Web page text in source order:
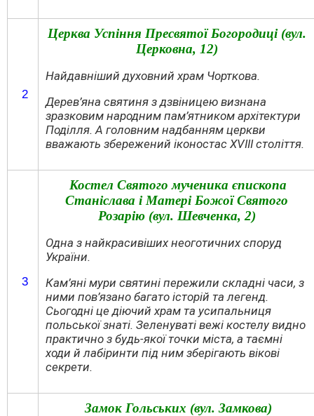
2
Церква Успіння Пресвятої Богородиці (вул.
Церковна, 12)
Найдавніший духовний храм Чорткова.
Дерев’яна святиня з дзвіницею визнана
зразковим народним пам’ятником архітектури
Поділля. А головним надбанням церкви
вважають збережений іконостас XVIII століття.
3
Костел Святого мученика єпископа
Станіслава і Матері Божої Святого
Розарію (вул. Шевченка, 2)
Одна з найкрасивіших неоготичних споруд
України.
Кам’яні мури святині пережили складні часи, з
ними пов’язано багато історій та легенд.
Сьогодні це діючий храм та усипальниця
польської знаті. Зеленуваті вежі костелу видно
практично з будь-якої точки міста, а таємні
ходи й лабіринти під ним зберігають вікові
секрети.
Замок Гольських (вул. Замкова)